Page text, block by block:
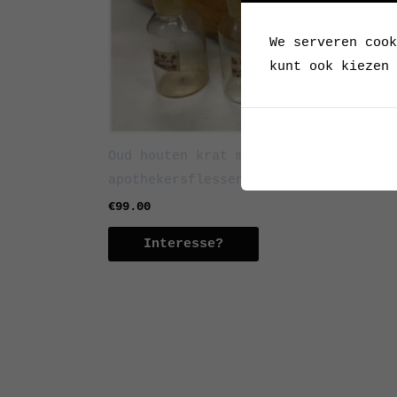
€99.00
Interesse?
We serveren
kunt ook